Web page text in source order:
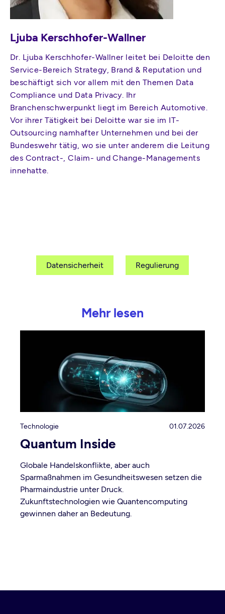
Ljuba Kerschhofer-Wallner
Dr. Ljuba Kerschhofer-Wallner leitet bei Deloitte den
Service-Bereich Strategy, Brand & Reputation und
beschäftigt sich vor allem mit den Themen Data
Compliance und Data Privacy. Ihr
Branchenschwerpunkt liegt im Bereich Automotive.
Vor ihrer Tätigkeit bei Deloitte war sie im IT-
Outsourcing namhafter Unternehmen und bei der
Bundeswehr tätig, wo sie unter anderem die Leitung
des Contract-, Claim- und Change-Managements
innehatte.
Datensicherheit Regulierung
Mehr lesen
Technologie 01.07.2026
Quantum Inside
Globale Handelskonflikte, aber auch
Sparmaßnahmen im Gesundheitswesen setzen die
Pharmaindustrie unter Druck.
Zukunftstechnologien wie Quantencomputing
gewinnen daher an Bedeutung.